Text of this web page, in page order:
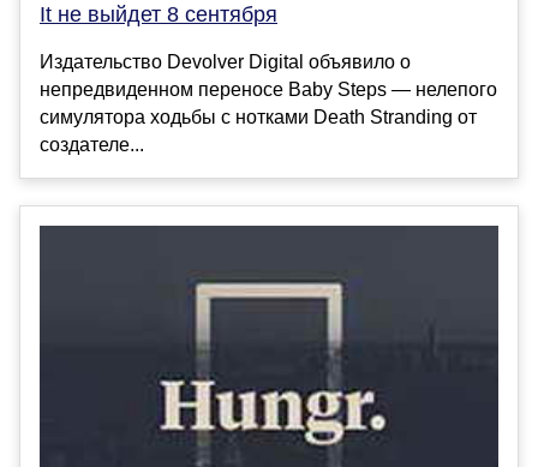
It не выйдет 8 сентября
Издательство Devolver Digital объявило о
непредвиденном переносе Baby Steps — нелепого
симулятора ходьбы с нотками Death Stranding от
создателе...